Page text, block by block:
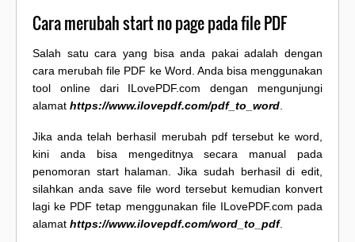
Cara merubah start no page pada file PDF
Salah satu cara yang bisa anda pakai adalah dengan
cara merubah file PDF ke Word. Anda bisa menggunakan
tool online dari ILovePDF.com dengan mengunjungi
alamat https://www.ilovepdf.com/pdf_to_word.
Jika anda telah berhasil merubah pdf tersebut ke word,
kini anda bisa mengeditnya secara manual pada
penomoran start halaman. Jika sudah berhasil di edit,
silahkan anda save file word tersebut kemudian konvert
lagi ke PDF tetap menggunakan file ILovePDF.com pada
alamat https://www.ilovepdf.com/word_to_pdf.